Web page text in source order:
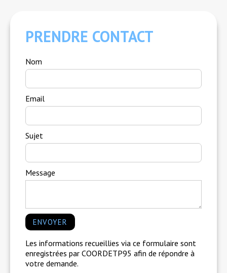
PRENDRE CONTACT
Nom
Email
Sujet
Message
Les informations recueillies via ce formulaire sont
enregistrées par COORDETP95 afin de répondre à
votre demande.